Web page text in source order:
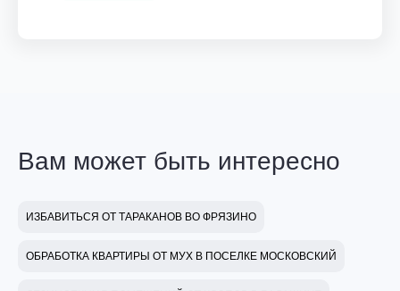
Вам может быть интересно
ИЗБАВИТЬСЯ ОТ ТАРАКАНОВ ВО ФРЯЗИНО
ОБРАБОТКА КВАРТИРЫ ОТ МУХ В ПОСЕЛКЕ МОСКОВСКИЙ